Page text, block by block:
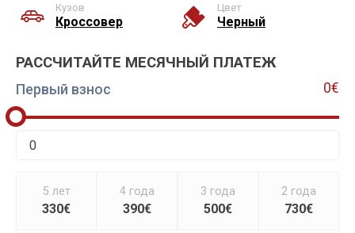
Кузов
Кроссовер
Цвет
Черный
РАССЧИТАЙТЕ МЕСЯЧНЫЙ ПЛАТЕЖ
Первый взнос 0€
5 лет
330€
4 года
390€
3 года
500€
2 года
730€